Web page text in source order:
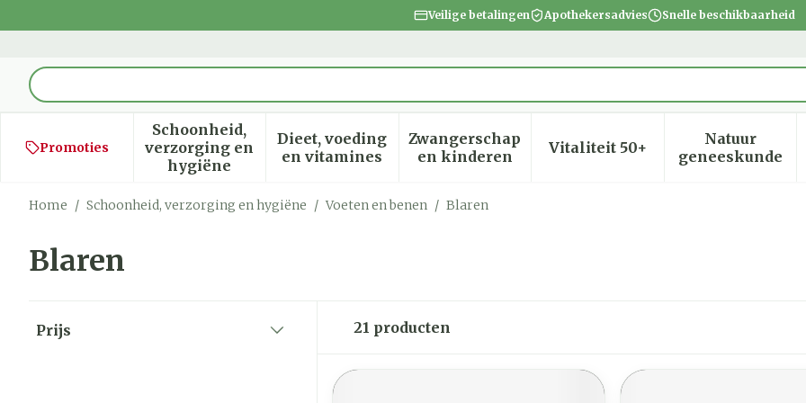
Veilige betalingen Apothekersadvies Snelle beschikbaarheid
Product, merk, categorie...
Promoties
Schoonheid,
verzorging en
hygiëne
Toon submenu voor Schoonheid, verzorging en hygiëne categorie
Dieet, voeding
en vitaminesToon submenu voor Dieet, voeding en vitamines categorie
Zwangerschap
en kinderenToon submenu voor Zwangerschap en
Vitaliteit 50+Toon submenu voor
Natuur
geneeskunde
Toon
Home / Schoonheid, verzorging en hygiëne / Voeten en benen / Blaren
Blaren
Prijs
21 producten